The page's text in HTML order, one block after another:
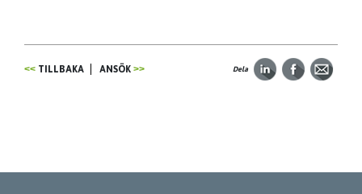
TILLBAKA ANSÖK Dela